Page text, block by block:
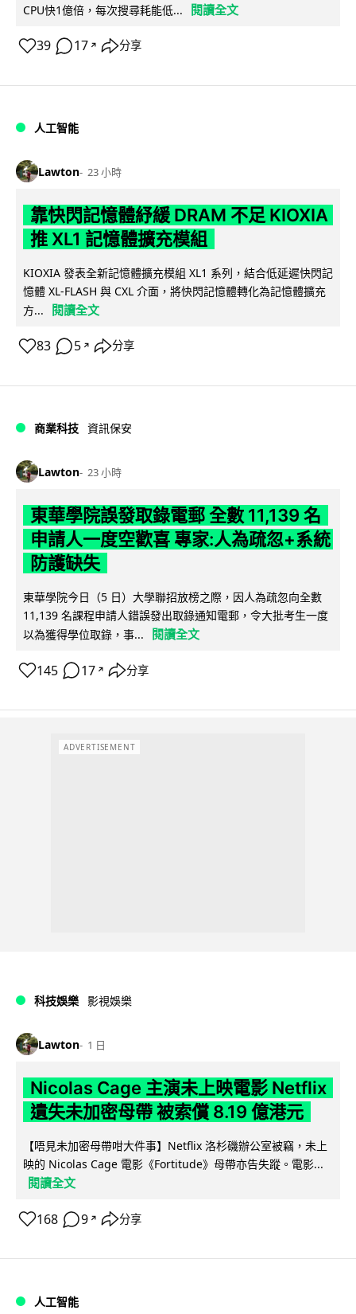
CPU快1億倍，每次搜尋耗能低...
閱讀全文
39 17 ↗ 分享
人工智能
Lawton 23 小時
靠快閃記憶體紓緩 DRAM 不足 KIOXIA
推 XL1 記憶體擴充模組
KIOXIA 發表全新記憶體擴充模組 XL1 系列，結合低延遲快閃記
憶體 XL-FLASH 與 CXL 介面，將快閃記憶體轉化為記憶體擴充
方...
閱讀全文
83 5 ↗ 分享
商業科技 資訊保安
Lawton 23 小時
東華學院誤發取錄電郵 全數 11,139 名
申請人一度空歡喜 專家:人為疏忽+系統
防護缺失
東華學院今日（5 日）大學聯招放榜之際，因人為疏忽向全數
11,139 名課程申請人錯誤發出取錄通知電郵，令大批考生一度
以為獲得學位取錄，事...
閱讀全文
145 17 ↗ 分享
ADVERTISEMENT
科技娛樂 影視娛樂
Lawton 1 日
Nicolas Cage 主演未上映電影 Netflix
遺失未加密母帶 被索償 8.19 億港元
【唔見未加密母帶咁大件事】Netflix 洛杉磯辦公室被竊，未上
映的 Nicolas Cage 電影《Fortitude》母帶亦告失蹤。電影...
閱讀全文
168 9 ↗ 分享
人工智能